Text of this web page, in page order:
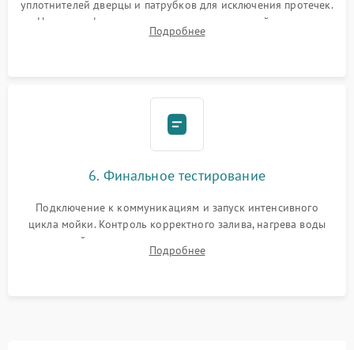
уплотнителей дверцы и патрубков для исключения протечек.
Надежная фиксация хомутов гидравлической системы,
сборка корпуса и установка датчика поплавка.
Подробнее
6. Финальное тестирование
Подключение к коммуникациям и запуск интенсивного
цикла мойки. Контроль корректного залива, нагрева воды
до нужной температуры, отсутствия посторонних шумов,
штатного слива и абсолютной сухости в поддоне.
Подробнее